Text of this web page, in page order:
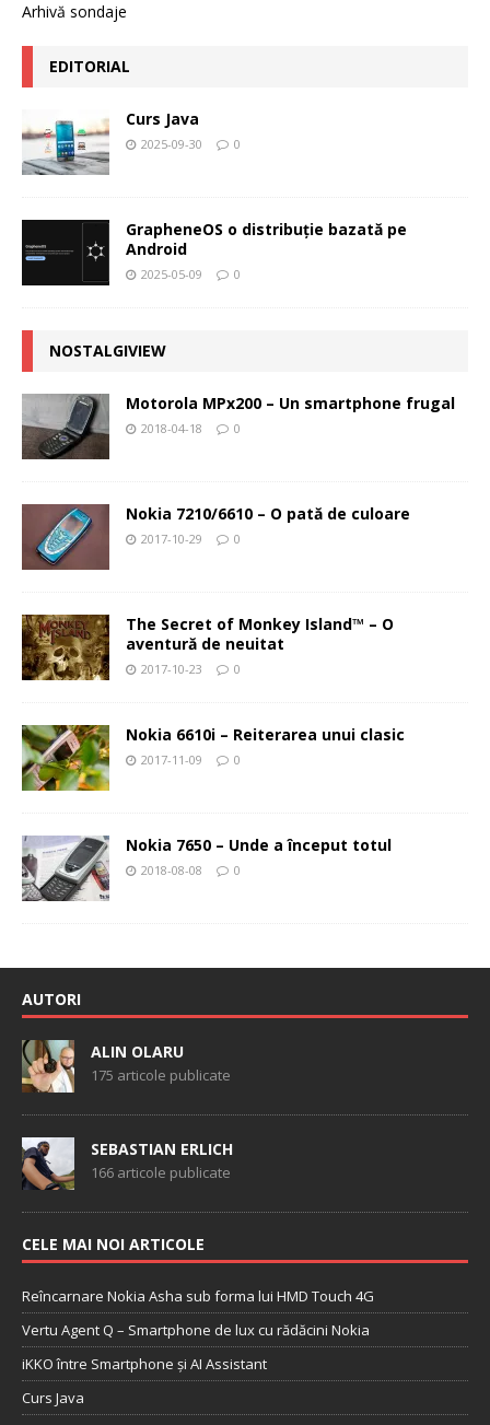
Arhivă sondaje
EDITORIAL
Curs Java
2025-09-30 0
GrapheneOS o distribuție bazată pe
Android
2025-05-09 0
NOSTALGIVIEW
Motorola MPx200 – Un smartphone frugal
2018-04-18 0
Nokia 7210/6610 – O pată de culoare
2017-10-29 0
The Secret of Monkey Island™ – O
aventură de neuitat
2017-10-23 0
Nokia 6610i – Reiterarea unui clasic
2017-11-09 0
Nokia 7650 – Unde a început totul
2018-08-08 0
AUTORI
ALIN OLARU
175 articole publicate
SEBASTIAN ERLICH
166 articole publicate
CELE MAI NOI ARTICOLE
Reîncarnare Nokia Asha sub forma lui HMD Touch 4G
Vertu Agent Q – Smartphone de lux cu rădăcini Nokia
iKKO între Smartphone și AI Assistant
Curs Java